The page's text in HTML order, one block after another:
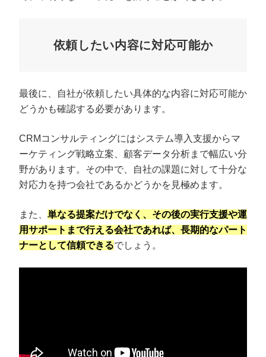
依頼したい内容に対応可能か
最後に、自社が依頼したい具体的な内容に対応可能か
どうかも確認する必要があります。
CRMコンサルティングにはシステム導入支援からマ
ーケティング戦略立案、顧客データ分析まで幅広い分
野があります。その中で、自社の課題に対して十分な
対応力を持つ会社であるかどうかを見極めます。
また、 単なる提案だけでなく、その後の実行支援や運
用サポートまで行える会社であれば、長期的なパート
ナーとして信頼できるでしょう。